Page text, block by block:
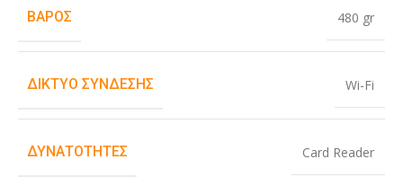
ΒΆΡΟΣ 480 gr
ΔΊΚΤΥΟ ΣΎΝΔΕΣΗΣ Wi-Fi
ΔΥΝΑΤΌΤΗΤΕΣ Card Reader